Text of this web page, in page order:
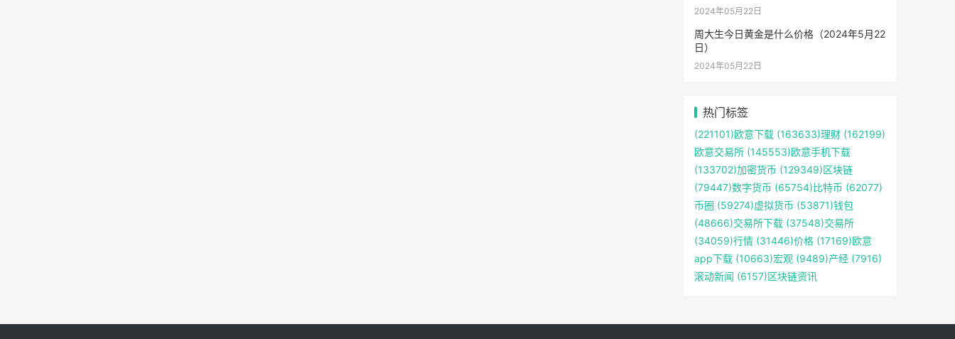
2024年05月22日
周大生今日黄金是什么价格（2024年5月22
日）
2024年05月22日
热门标签
(221101)欧意下载 (163633)理财 (162199)
欧意交易所 (145553)欧意手机下载
(133702)加密货币 (129349)区块链
(79447)数字货币 (65754)比特币 (62077)
币圈 (59274)虚拟货币 (53871)钱包
(48666)交易所下载 (37548)交易所
(34059)行情 (31446)价格 (17169)欧意
app下载 (10663)宏观 (9489)产经 (7916)
滚动新闻 (6157)区块链资讯